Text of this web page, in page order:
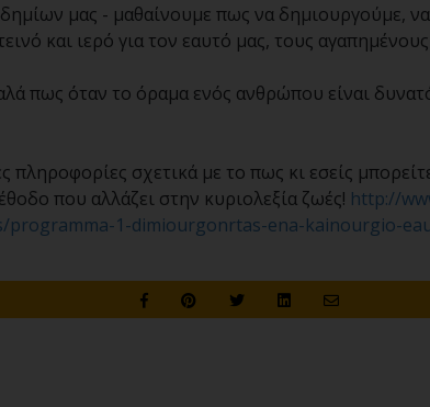
μας - μαθαίνουμε πως να δημιουργούμε,
και ιερό για τον εαυτό μας, τους
πως όταν το όραμα ενός ανθρώπου είναι
πληροφορίες σχετικά με το πως κι εσείς
που αλλάζει στην κυριολεξία ζωές! http://
programma-1-dimiourgonrtas-ena-kainourgio-